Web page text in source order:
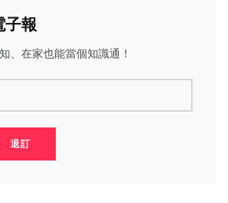
子報
、在家也能當個知識通！
退訂